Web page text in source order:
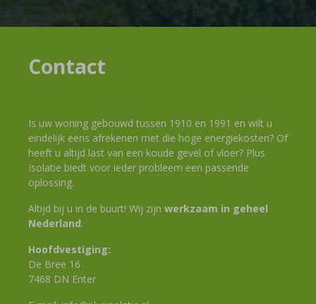
Contact
Is uw woning gebouwd tussen 1910 en 1991 en wilt u
eindelijk eens afrekenen met die hoge energiekosten? Of
heeft u altijd last van een koude gevel of vloer? Plus
Isolatie biedt voor ieder probleem een passende
oplossing.
Altijd bij u in de buurt! Wij zijn werkzaam in geheel
Nederland.
Hoofdvestiging:
De Bree 16
7468 DN Enter